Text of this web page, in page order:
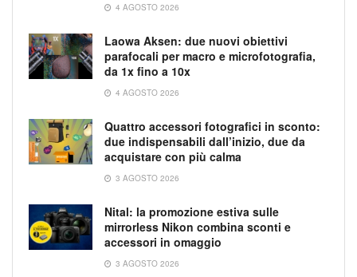
4 AGOSTO 2026
Laowa Aksen: due nuovi obiettivi
parafocali per macro e microfotografia,
da 1x fino a 10x
4 AGOSTO 2026
Quattro accessori fotografici in sconto:
due indispensabili dall’inizio, due da
acquistare con più calma
3 AGOSTO 2026
Nital: la promozione estiva sulle
mirrorless Nikon combina sconti e
accessori in omaggio
3 AGOSTO 2026